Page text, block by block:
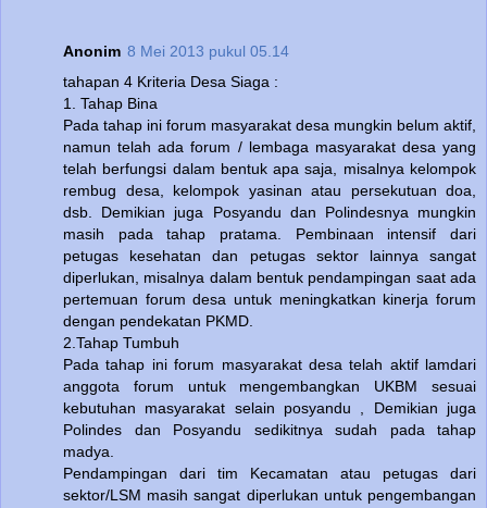
Anonim 8 Mei 2013 pukul 05.14
tahapan 4 Kriteria Desa Siaga :
1. Tahap Bina
Pada tahap ini forum masyarakat desa mungkin belum aktif,
namun telah ada forum / lembaga masyarakat desa yang
telah berfungsi dalam bentuk apa saja, misalnya kelompok
rembug desa, kelompok yasinan atau persekutuan doa,
dsb. Demikian juga Posyandu dan Polindesnya mungkin
masih pada tahap pratama. Pembinaan intensif dari
petugas kesehatan dan petugas sektor lainnya sangat
diperlukan, misalnya dalam bentuk pendampingan saat ada
pertemuan forum desa untuk meningkatkan kinerja forum
dengan pendekatan PKMD.
2.Tahap Tumbuh
Pada tahap ini forum masyarakat desa telah aktif lamdari
anggota forum untuk mengembangkan UKBM sesuai
kebutuhan masyarakat selain posyandu , Demikian juga
Polindes dan Posyandu sedikitnya sudah pada tahap
madya.
Pendampingan dari tim Kecamatan atau petugas dari
sektor/LSM masih sangat diperlukan untuk pengembangan